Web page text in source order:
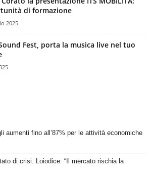
di formazione
2025
Fest, porta la musica live nel tuo
aumenti fino all’87% per le attività economiche
di crisi. Loiodice: “Il mercato rischia la